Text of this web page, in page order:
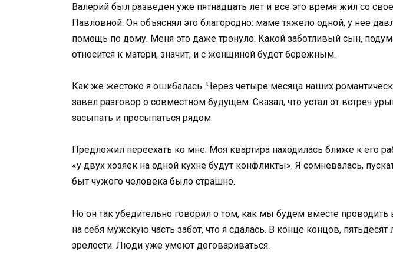
Валерий был разведен уже пятнадцать лет и все это время жил со
Павловной. Он объяснял это благородно: маме тяжело одной, у нее
помощь по дому. Меня это даже тронуло. Какой заботливый сын,
относится к матери, значит, и с женщиной будет бережным.
Как же жестоко я ошибалась. Через четыре месяца наших
завел разговор о совместном будущем. Сказал, что устал от встреч
засыпать и просыпаться рядом.
Предложил переехать ко мне. Моя квартира находилась ближе к его
«у двух хозяек на одной кухне будут конфликты». Я сомневалась,
быт чужого человека было страшно.
Но он так убедительно говорил о том, как мы будем вместе проводить
на себя мужскую часть забот, что я сдалась. В конце концов, пятьдесят
зрелости. Люди уже умеют договариваться.